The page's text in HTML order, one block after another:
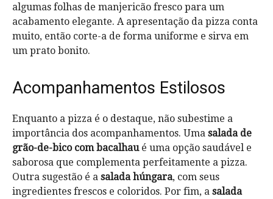
algumas folhas de manjericão fresco para um
acabamento elegante. A apresentação da pizza conta
muito, então corte-a de forma uniforme e sirva em
um prato bonito.
Acompanhamentos Estilosos
Enquanto a pizza é o destaque, não subestime a
importância dos acompanhamentos. Uma salada de
grão-de-bico com bacalhaué uma opção saudável e
saborosa que complementa perfeitamente a pizza.
Outra sugestão é a salada húngara, com seus
ingredientes frescos e coloridos. Por fim, a salada